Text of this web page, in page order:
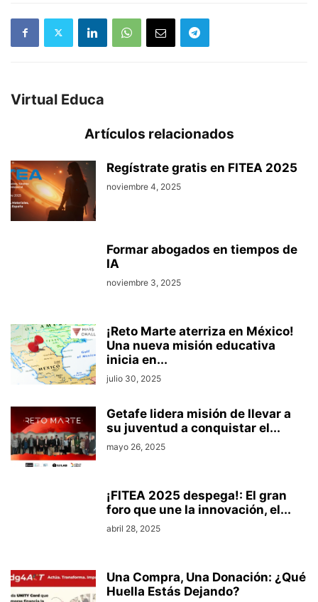
Virtual Educa
Artículos relacionados
Regístrate gratis en FITEA 2025
noviembre 4, 2025
Formar abogados en tiempos de
IA
noviembre 3, 2025
¡Reto Marte aterriza en México!
Una nueva misión educativa
inicia en...
julio 30, 2025
Getafe lidera misión de llevar a
su juventud a conquistar el...
mayo 26, 2025
¡FITEA 2025 despega!: El gran
foro que une la innovación, el...
abril 28, 2025
Una Compra, Una Donación: ¿Qué
Huella Estás Dejando?